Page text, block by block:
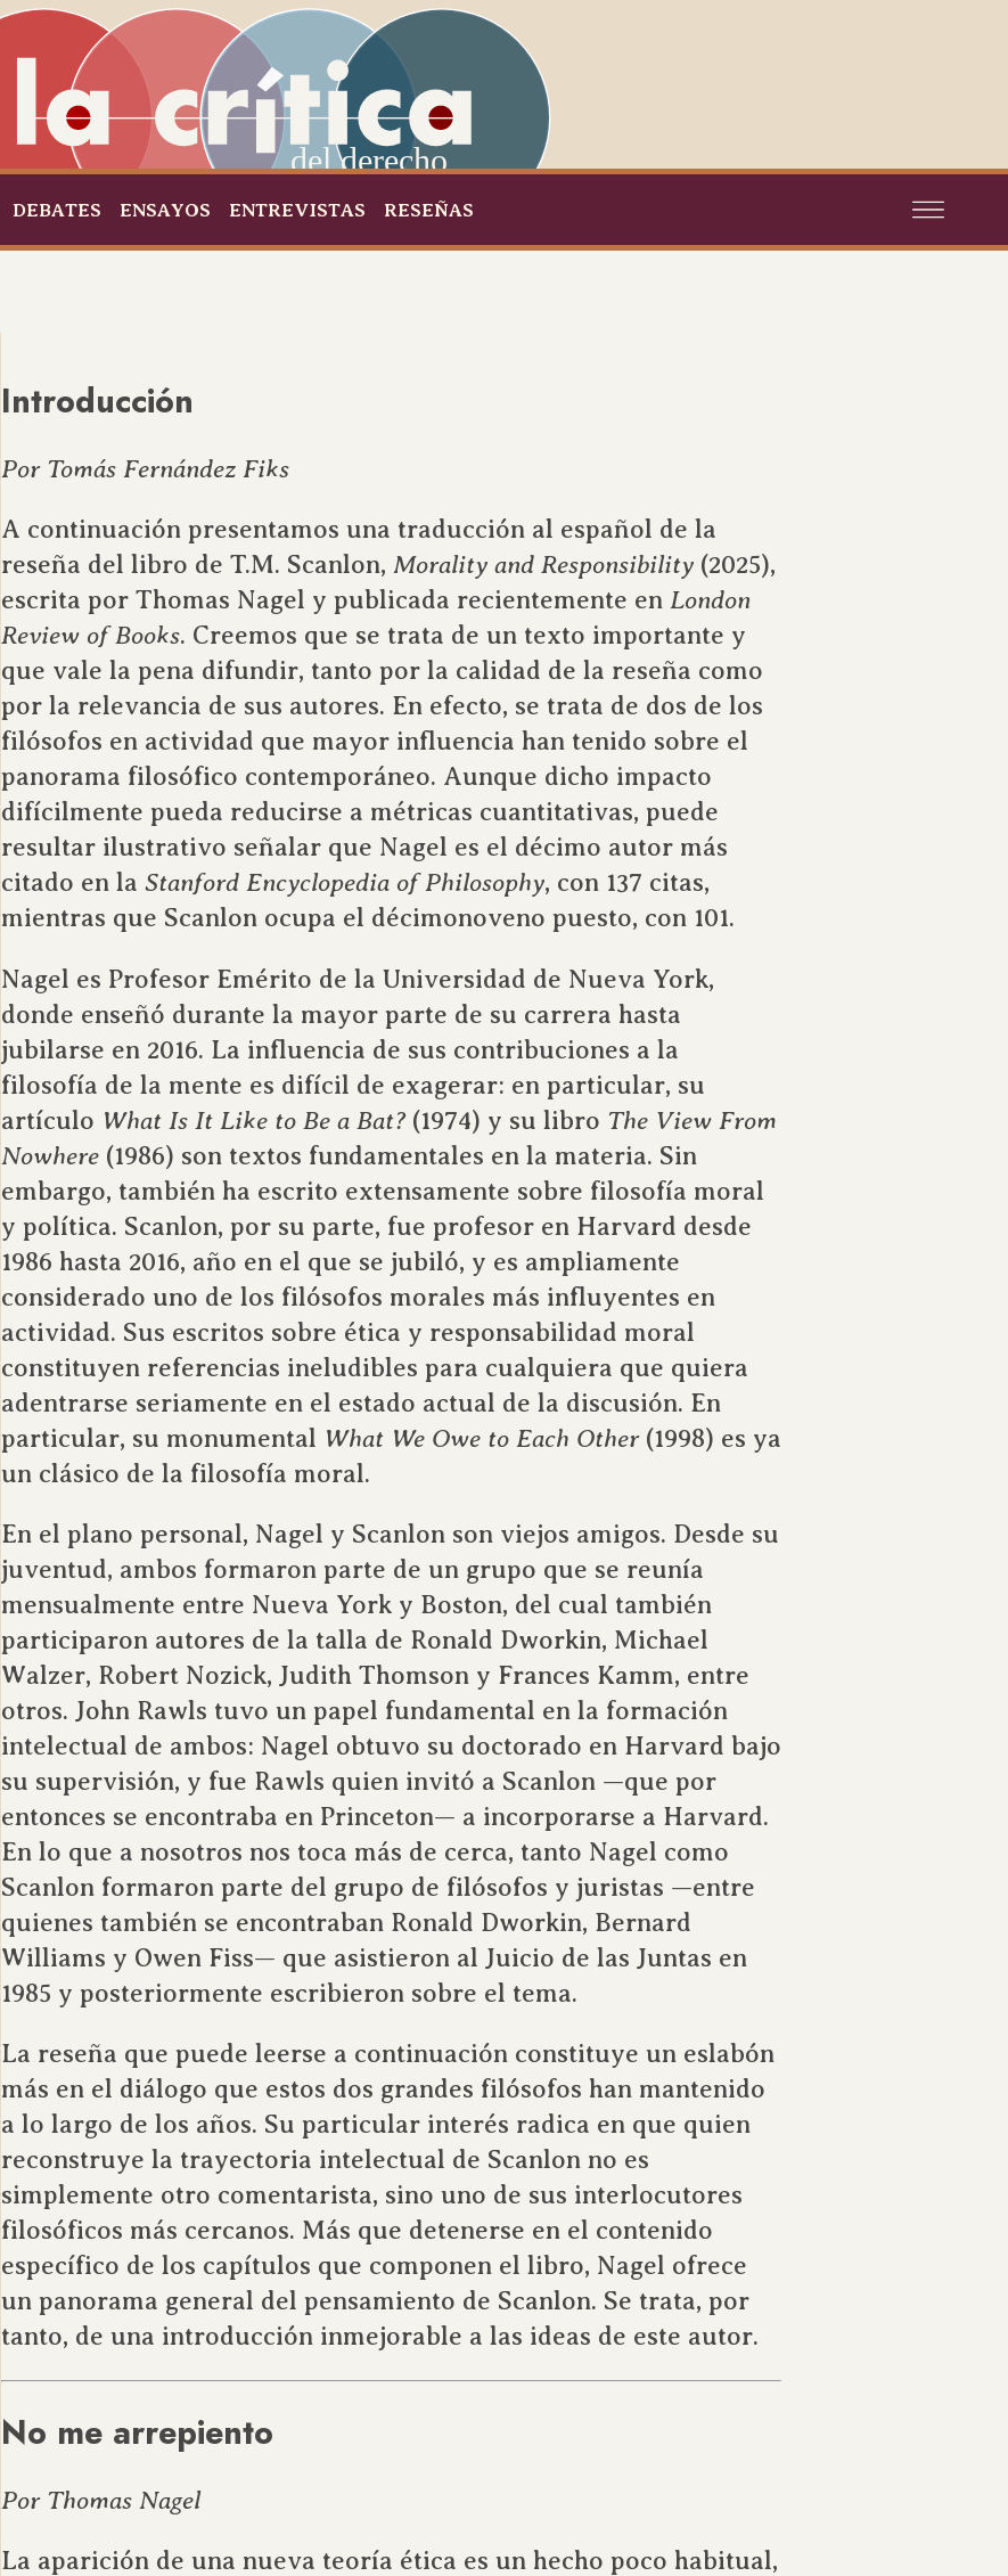
del derecho
DEBATES ENSAYOS ENTREVISTAS RESEÑAS
Introducción
Por Tomás Fernández Fiks
A continuación presentamos una traducción al español de la
reseña del libro de T.M. Scanlon, Morality and Responsibility(2025),
escrita por Thomas Nagel y publicada recientemente en London
Review of Books. Creemos que se trata de un texto importante y
que vale la pena difundir, tanto por la calidad de la reseña como
por la relevancia de sus autores. En efecto, se trata de dos de los
filósofos en actividad que mayor influencia han tenido sobre el
panorama filosófico contemporáneo. Aunque dicho impacto
difícilmente pueda reducirse a métricas cuantitativas, puede
resultar ilustrativo señalar que Nagel es el décimo autor más
citado en la Stanford Encyclopedia of Philosophy, con 137 citas,
mientras que Scanlon ocupa el décimonoveno puesto, con 101.
Nagel es Profesor Emérito de la Universidad de Nueva York,
donde enseñó durante la mayor parte de su carrera hasta
jubilarse en 2016. La influencia de sus contribuciones a la
filosofía de la mente es difícil de exagerar: en particular, su
artículo What Is It Like to Be a Bat?(1974) y su libro The View From
Nowhere(1986) son textos fundamentales en la materia. Sin
embargo, también ha escrito extensamente sobre filosofía moral
y política. Scanlon, por su parte, fue profesor en Harvard desde
1986 hasta 2016, año en el que se jubiló, y es ampliamente
considerado uno de los filósofos morales más influyentes en
actividad. Sus escritos sobre ética y responsabilidad moral
constituyen referencias ineludibles para cualquiera que quiera
adentrarse seriamente en el estado actual de la discusión. En
particular, su monumental What We Owe to Each Other(1998) es ya
un clásico de la filosofía moral.
En el plano personal, Nagel y Scanlon son viejos amigos. Desde su
juventud, ambos formaron parte de un grupo que se reunía
mensualmente entre Nueva York y Boston, del cual también
participaron autores de la talla de Ronald Dworkin, Michael
Walzer, Robert Nozick, Judith Thomson y Frances Kamm, entre
otros. John Rawls tuvo un papel fundamental en la formación
intelectual de ambos: Nagel obtuvo su doctorado en Harvard bajo
su supervisión, y fue Rawls quien invitó a Scanlon —que por
entonces se encontraba en Princeton— a incorporarse a Harvard.
En lo que a nosotros nos toca más de cerca, tanto Nagel como
Scanlon formaron parte del grupo de filósofos y juristas —entre
quienes también se encontraban Ronald Dworkin, Bernard
Williams y Owen Fiss— que asistieron al Juicio de las Juntas en
1985 y posteriormente escribieron sobre el tema.
La reseña que puede leerse a continuación constituye un eslabón
más en el diálogo que estos dos grandes filósofos han mantenido
a lo largo de los años. Su particular interés radica en que quien
reconstruye la trayectoria intelectual de Scanlon no es
simplemente otro comentarista, sino uno de sus interlocutores
filosóficos más cercanos. Más que detenerse en el contenido
específico de los capítulos que componen el libro, Nagel ofrece
un panorama general del pensamiento de Scanlon. Se trata, por
tanto, de una introducción inmejorable a las ideas de este autor.
No me arrepiento
Por Thomas Nagel
La aparición de una nueva teoría ética es un hecho poco habitual,